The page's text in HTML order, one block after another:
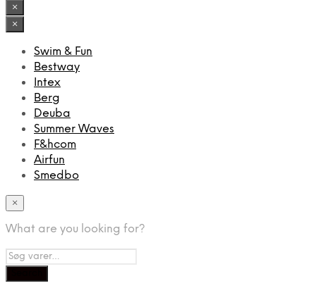
×
×
Swim & Fun
Bestway
Intex
Berg
Deuba
Summer Waves
F&hcom
Airfun
Smedbo
×
What are you looking for?